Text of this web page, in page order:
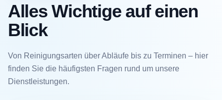
Alles Wichtige auf einen
Blick
Von Reinigungsarten über Abläufe bis zu Terminen – hier
finden Sie die häufigsten Fragen rund um unsere
Dienstleistungen.